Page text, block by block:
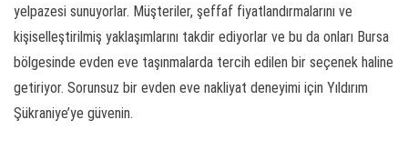
yelpazesi sunuyorlar. Müşteriler, şeffaf fiyatlandırmalarını ve
kişiselleştirilmiş yaklaşımlarını takdir ediyorlar ve bu da onları Bursa
bölgesinde evden eve taşınmalarda tercih edilen bir seçenek haline
getiriyor. Sorunsuz bir evden eve nakliyat deneyimi için Yıldırım
Şükraniye’ye güvenin.